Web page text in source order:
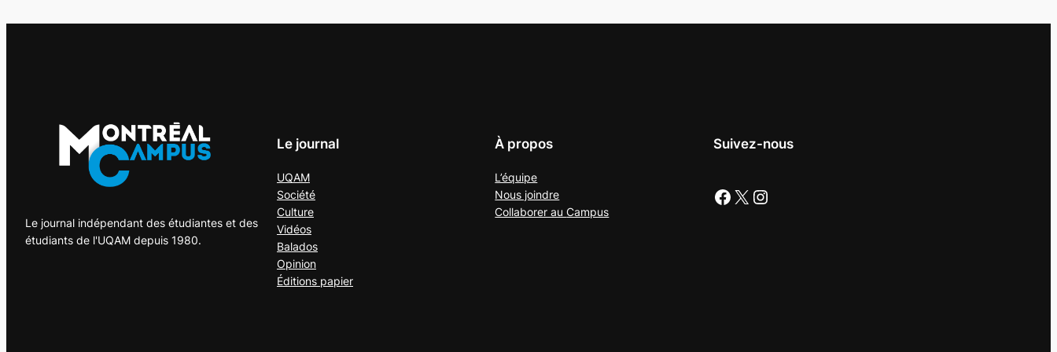
Le journal indépendant des étudiantes et des
étudiants de l'UQAM depuis 1980.
Le journal
UQAM
Société
Culture
Vidéos
Balados
Opinion
Éditions papier
À propos
L’équipe
Nous joindre
Collaborer auCampus
Suivez-nous
Facebook X Instagram